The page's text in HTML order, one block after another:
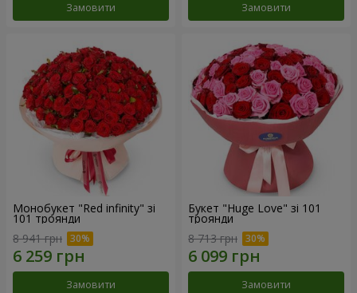
Замовити Замовити
Монобукет "Red infinity" зі
101 троянди
8 941 грн
Замовити
Букет "Huge Love" зі 101
троянди
8 713 грн
Замовити